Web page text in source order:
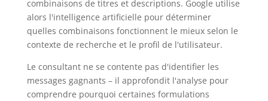
combinaisons de titres et descriptions. Google utilise
alors l'intelligence artificielle pour déterminer
quelles combinaisons fonctionnent le mieux selon le
contexte de recherche et le profil de l'utilisateur.
Le consultant ne se contente pas d'identifier les
messages gagnants – il approfondit l'analyse pour
comprendre pourquoi certaines formulations